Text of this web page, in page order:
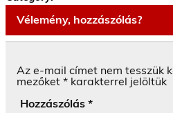
Vélemény, hozzászólás?
Az e-mail címet nem tesszük
mezőket * karakterrel jelöltük
Hozzászólás *